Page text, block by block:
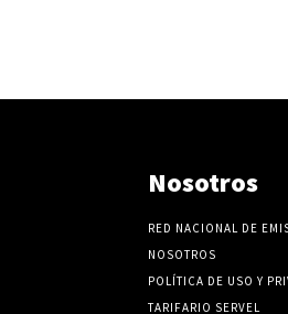
Nosotros
RED NACIONAL DE
NOSOTROS
POLÍTICA DE USO Y
TARIFARIO SERVEL